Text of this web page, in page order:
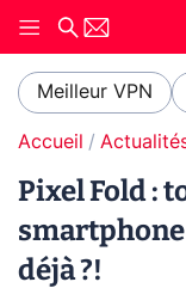
Meilleur VPN
Accueil
Pixel Fold :
smartphone
déjà ?!